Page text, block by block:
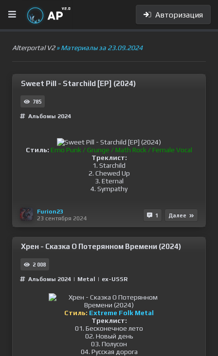
Авторизация
Alterportal V2» Материалы за 23.09.2024
Sweet Pill - Starchild [EP] (2024)
785
Альбомы 2024
Стиль: Emo Punk / Grunge / Math Rock / Female Vocal
Треклист:
1. Starchild
2. Chewed Up
3. Eternal
4. Sympathy
Furion23
23 сентября 2024
1 Далее
Хрен - Сказка О Потерянном Времени (2024)
2 008
Альбомы 2024 | Metal | ex-USSR
Стиль: Extreme Folk Metal
Треклист:
01. Бесконечное лето
02. Новый день
03. Полусон
04. Русская дорога